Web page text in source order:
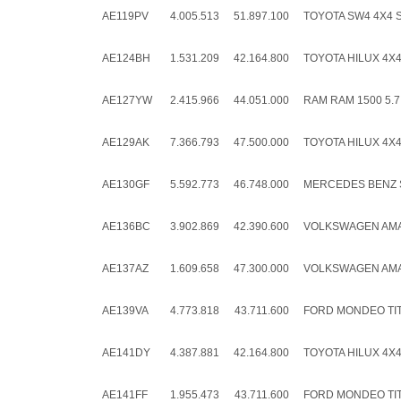
AE119PV 4.005.513 51.897.100 TOYOTA SW4 4X4
AE124BH 1.531.209 42.164.800 TOYOTA HILUX
AE127YW 2.415.966 44.051.000 RAM RAM 1500
AE129AK 7.366.793 47.500.000 TOYOTA HILUX
AE130GF 5.592.773 46.748.000 MERCEDES
AE136BC 3.902.869 42.390.600 VOLKSWAGEN
AE137AZ 1.609.658 47.300.000 VOLKSWAGEN
AE139VA 4.773.818 43.711.600 FORD MONDEO
AE141DY 4.387.881 42.164.800 TOYOTA HILUX
AE141FF 1.955.473 43.711.600 FORD MONDEO